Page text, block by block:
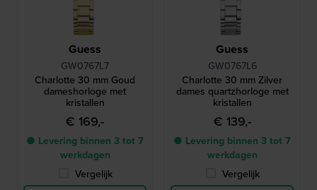
Guess
GW0767L7
Charlotte 30 mm Goud
dameshorloge met
kristallen
€ 169,-
● Levering binnen 3 tot 7
werkdagen
Vergelijk
Guess
GW0767L6
Charlotte 30 mm Zilver
dames quartzhorloge met
kristallen
€ 139,-
● Levering binnen 3 tot 7
werkdagen
Vergelijk